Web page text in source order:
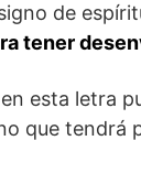
de
tener
esta letra
que tendrá